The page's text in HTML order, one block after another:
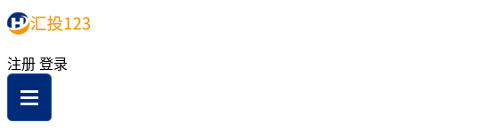
注册 登录